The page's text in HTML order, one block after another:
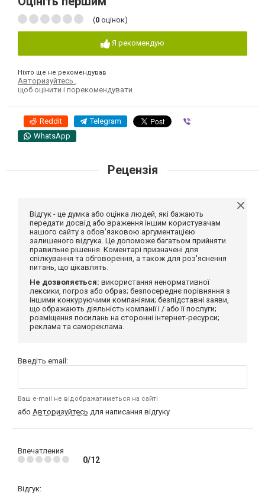
(0 оцінок)
Я рекомендую
Ніхто ще не рекомендував
Авторизуйтесь
щоб оцінити і порекомендувати
Reddit Telegram
WhatsApp
Рецензія
Відгук - це думка або оцінка людей, які бажають
передати досвід або враження іншим користувачам
нашого сайту з обов'язковою аргументацією
залишеного відгука. Це допоможе багатьом прийняти
правильне рішення. Коментарі призначені для
спілкування та обговорення, а також для роз'яснення
питань, що цікавлять.
Не дозволяється: використання ненормативної
лексики, погроз або образ; безпосереднє порівняння з
іншими конкуруючими компаніями; безпідставні заяви,
що ображають діяльність компанії і / або її послуги;
розміщення посилань на сторонні інтернет-ресурси;
реклама та самореклама.
Введіть email:
Ваш e-mail не відображатиметься на сайті
або Авторизуйтесь для написання відгуку
Впечатления
0/12
Відгук: